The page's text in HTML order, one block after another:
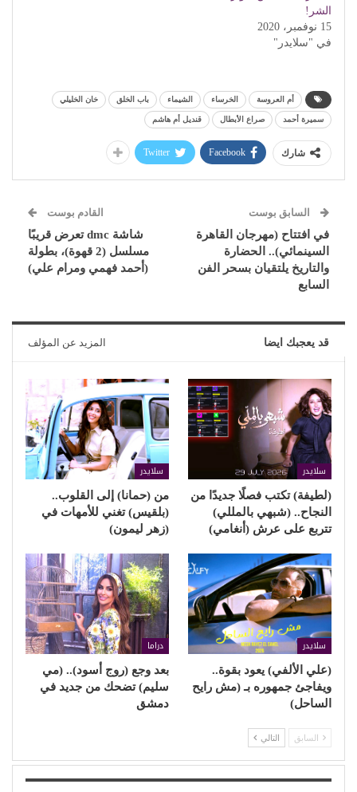
الشر!
15 نوفمبر، 2020
في "سلايدر"
أم العروسة الخرساء الشيماء باب الخلق خان الخليلي
سميرة أحمد صراع الأبطال قنديل أم هاشم
شارك Facebook
Twitter
السابق بوست
في افتتاح (مهرجان القاهرة
السينمائي).. الحضارة
والتاريخ يلتقيان بسحر الفن
السابع
القادم بوست
شاشة dmc تعرض قريبًا
مسلسل (2 قهوة)، بطولة
(أحمد فهمي ومرام علي)
قد يعجبك ايضا المزيد عن المؤلف
سلايدر
(لطيفة) تكتب فصلًا جديدًا من
النجاح.. (شبهي بالمللي)
تتربع على عرش (أنغامي)
سلايدر
من (حمانا) إلى القلوب..
(بلقيس) تغني للأمهات في
(زهر ليمون)
سلايدر
(علي الألفي) يعود بقوة..
ويفاجئ جمهوره بـ (مش رايح
الساحل)
دراما
بعد وجع (روج أسود).. (مي
سليم) تضحك من جديد في
دمشق
السابق التالي